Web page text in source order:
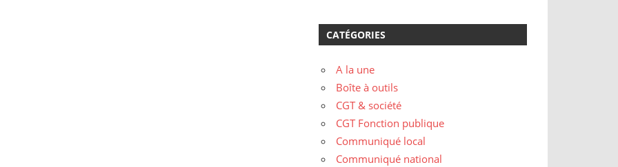
CATÉGORIES
A la une
Boîte à outils
CGT & société
CGT Fonction publique
Communiqué local
Communiqué national